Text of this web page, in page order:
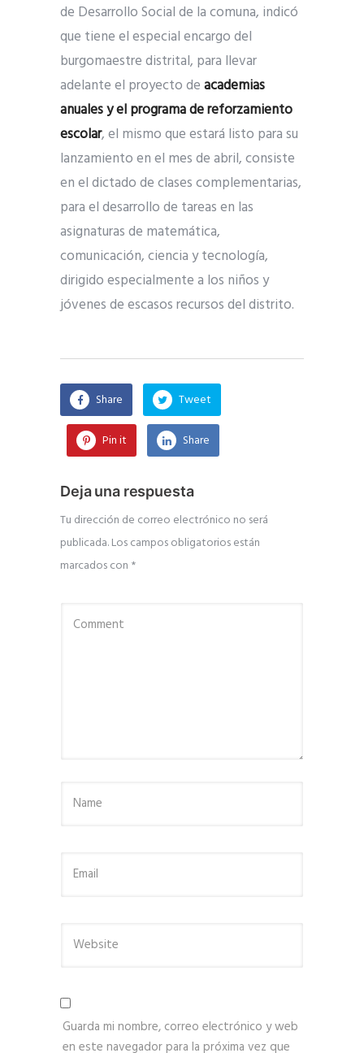
de Desarrollo Social de la comuna, indicó
que tiene el especial encargo del
burgomaestre distrital, para llevar
adelante el proyecto deacademias
anuales y el programa de reforzamiento
escolar, el mismo que estará listo para su
lanzamiento en el mes de abril, consiste
en el dictado de clases complementarias,
para el desarrollo de tareas en las
asignaturas de matemática,
comunicación, ciencia y tecnología,
dirigido especialmente a los niños y
jóvenes de escasos recursos del distrito.
Share Tweet
Pin it Share
Deja una respuesta
Tu dirección de correo electrónico no será
publicada.Los campos obligatorios están
marcados con *
Guarda mi nombre, correo electrónico y web
en este navegador para la próxima vez que